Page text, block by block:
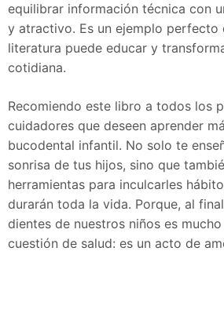
equilibrar información técnica con
y atractivo. Es un ejemplo perfecto
literatura puede educar y
cotidiana.
Recomiendo este libro a todos los
cuidadores que deseen aprender
bucodental infantil. No solo te
sonrisa de tus hijos, sino que
herramientas para inculcarles
durarán toda la vida. Porque, al
dientes de nuestros niños es
cuestión de salud: es un acto de